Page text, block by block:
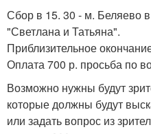
Сбор в 15. 30 - м. Беляево
"Светлана и Татьяна".
Приблизительное
Оплата 700 р. просьба по
Возможно нужны будут
которые должны будут
или задать вопрос из